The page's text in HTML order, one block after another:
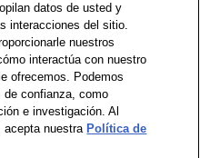
Policy | Mapa del sitio
- 2026 CVS.com
datos de usted y
interacciones del sitio.
nuestros
interactúa con nuestro
ofrecemos. Podemos
de confianza, como
e investigación. Al
acepta nuestra Política de